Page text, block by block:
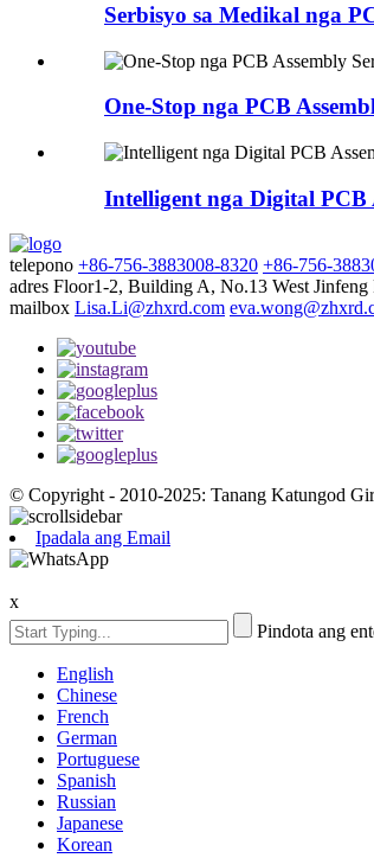
Serbisyo sa Medikal nga
One-Stop nga PCB
Intelligent nga Digital PCB
telepono +86-756-3883008-8320 +86-756-
adres Floor1-2, Building A, No.13 West
mailbox Lisa.Li@zhxrd.com
© Copyright - 2010-2025: Tanang Katungod
Ipadala ang Email
x
Pindota ang
English
Chinese
French
German
Portuguese
Spanish
Russian
Japanese
Korean